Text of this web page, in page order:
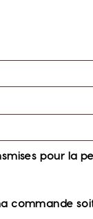
pour la
commande